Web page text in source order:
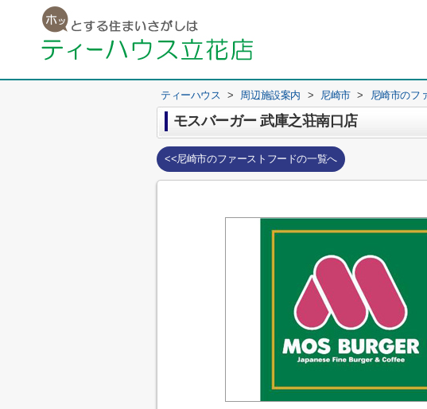
ティーハウス > 周辺施設案内 > 尼崎市 > 尼崎市のフ
モスバーガー 武庫之荘南口店
<<尼崎市のファーストフードの一覧へ